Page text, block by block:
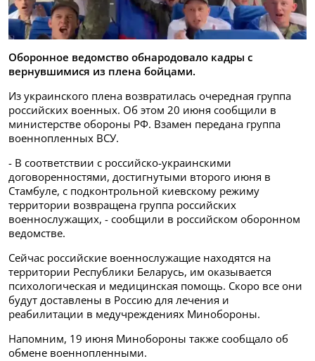
Оборонное ведомство обнародовало кадры с
вернувшимися из плена бойцами.
Из украинского плена возвратилась очередная группа
российских военных. Об этом 20 июня сообщили в
министерстве обороны РФ. Взамен передана группа
военнопленных ВСУ.
- В соответствии с российско-украинскими
договоренностями, достигнутыми второго июня в
Стамбуле, с подконтрольной киевскому режиму
территории возвращена группа российских
военнослужащих, - сообщили в российском оборонном
ведомстве.
Сейчас российские военнослужащие находятся на
территории Республики Беларусь, им оказывается
психологическая и медицинская помощь. Скоро все они
будут доставлены в Россию для лечения и
реабилитации в медучреждениях Минобороны.
Напомним, 19 июня Минобороны также сообщало об
обмене военнопленными.